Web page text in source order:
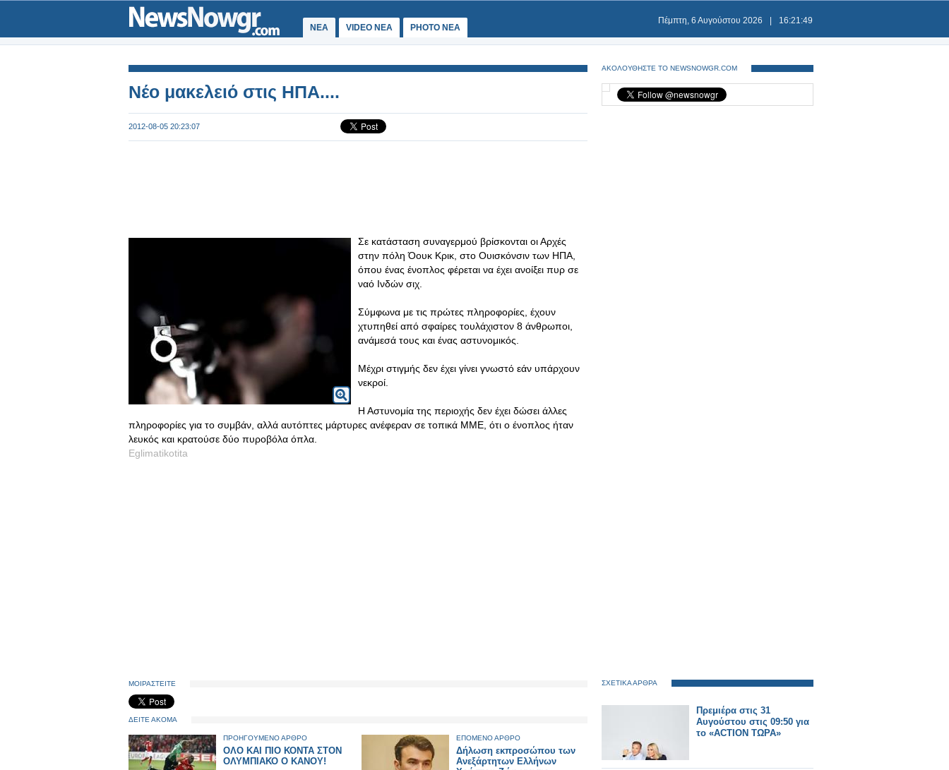
ΝΕΑ VIDEO NEA PHOTO NEA
Πέμπτη, 6 Αυγούστου 2026 16:21:50
Νέο μακελειό στις ΗΠΑ....
2012-08-05 20:23:07
Σε κατάσταση συναγερμού βρίσκονται οι Αρχές
στην πόλη Όουκ Κρικ, στο Ουισκόνσιν των ΗΠΑ,
όπου ένας ένοπλος φέρεται να έχει ανοίξει πυρ σε
ναό Ινδών σιχ.
Σύμφωνα με τις πρώτες πληροφορίες, έχουν
χτυπηθεί από σφαίρες τουλάχιστον 8 άνθρωποι,
ανάμεσά τους και ένας αστυνομικός.
Μέχρι στιγμής δεν έχει γίνει γνωστό εάν υπάρχουν
νεκροί.
Η Αστυνομία της περιοχής δεν έχει δώσει άλλες
πληροφορίες για το συμβάν, αλλά αυτόπτες μάρτυρες ανέφεραν σε τοπικά ΜΜΕ, ότι ο ένοπλος ήταν
λευκός και κρατούσε δύο πυροβόλα όπλα.
Eglimatikotita
ΜΟΙΡΑΣΤΕΙΤΕ
ΔΕΙΤΕ ΑΚΟΜΑ
ΠΡΟΗΓΟΥΜΕΝΟ ΑΡΘΡΟ
ΟΛΟ ΚΑΙ ΠΙΟ ΚΟΝΤΑ ΣΤΟΝ
ΟΛΥΜΠΙΑΚΟ Ο ΚΑΝΟΥ!
ΕΠΟΜΕΝΟ ΑΡΘΡΟ
Δήλωση εκπροσώπου των
Ανεξάρτητων Ελλήνων
ΑΚΟΛΟΥΘΗΣΤΕ ΤΟ NEWSNOWGR.COM
ΣΧΕΤΙΚΑ ΑΡΘΡΑ
Πρεμιέρα στις 31
Αυγούστου στις 09:50 για
το «ACTION ΤΩΡΑ»